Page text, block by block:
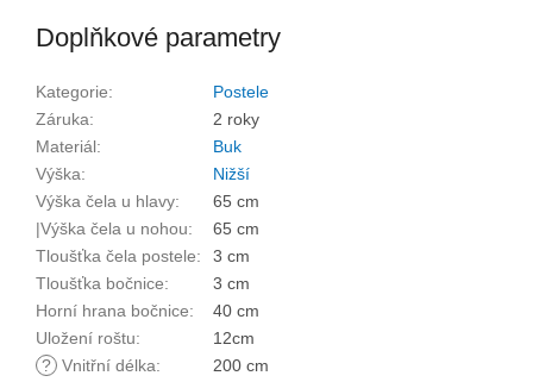
Doplňkové parametry
Kategorie:
Postele
Záruka:
2 roky
Materiál:
Buk
Výška:
Nižší
Výška čela u hlavy:
65 cm
|Výška čela u nohou:
65 cm
Tloušťka čela postele:
3 cm
Tloušťka bočnice:
3 cm
Horní hrana bočnice:
40 cm
Uložení roštu:
12cm
? Vnitřní délka:
200 cm